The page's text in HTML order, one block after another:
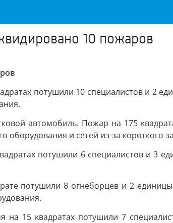
10 пожаров
потушили 10 специалистов и 2
автомобиль. Пожар на 175
и сетей из-за короткого
потушили 6 специалистов и 3
потушили 8 огнеборцев и 2
на 15 квадратах потушили 7